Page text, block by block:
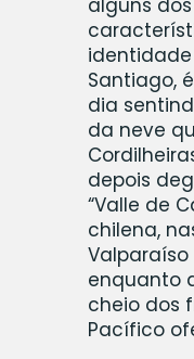
alguns
identidade
Santiago,
dia
da neve
depois
“Valle de
chilena,
Valparaíso
enquanto
cheio dos
Pacífico